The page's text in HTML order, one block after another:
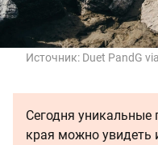
Источник: Duet PandG
Сегодня уникальные
края можно увидеть